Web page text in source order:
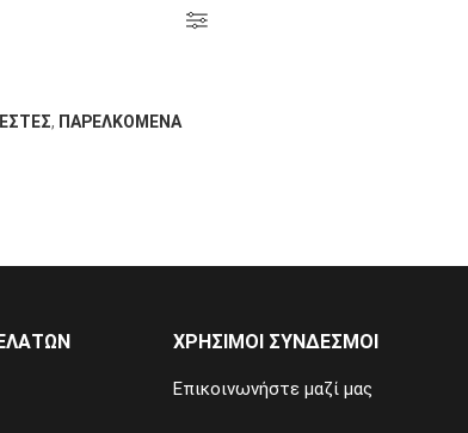
, ΠΑΡΕΛΚΟΜΕΝΑ
ΧΡΗΣΙΜΟΙ ΣΥΝΔΕΣΜΟΙ
Επικοινωνήστε μαζί μας